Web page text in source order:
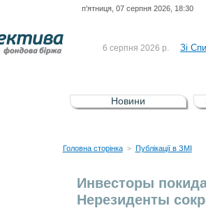
п'ятниця, 07 серпня 2026, 18:30
6 серпня 2026 р. Зі
5 серпня 2026 р.
Зі
UA4000232607)
4 серпня 2026 р.
До
Новини
Головна сторінка > Публікації в ЗМІ
Инвесторы
Нерезиденты